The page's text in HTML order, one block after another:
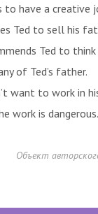
to have a creative
Ted to sell his
Ted to
of Ted’s father.
want to work in
work is dangerous.
Объект